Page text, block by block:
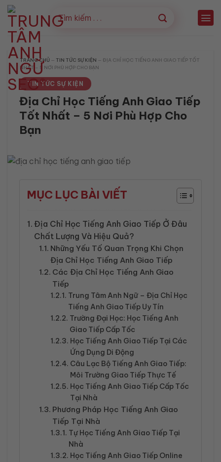
Bỏ
qua
nội
dung
TRANG CHỦ — TIN TỨC SỰ KIỆN — ĐỊA CHỈ HỌC TIẾNG ANH GIAO TIẾP TỐT
NHẤT – 5 NƠI PHÙ HỢP CHO BẠN
TIN TỨC SỰ KIỆN
Địa Chỉ Học Tiếng Anh Giao Tiếp
Tốt Nhất – 5 Nơi Phù Hợp Cho
Bạn
MỤC LỤC BÀI VIẾT
Địa Chỉ Học Tiếng Anh Giao Tiếp Ở Đâu
Chất Lượng Và Hiệu Quả?
Những Yếu Tố Quan Trọng Khi Chọn
Địa Chỉ Học Tiếng Anh Giao Tiếp
Các Địa Chỉ Học Tiếng Anh Giao
Tiếp
Trung Tâm Anh Ngữ – Địa Chỉ Học
Tiếng Anh Giao Tiếp Uy Tín
Trường Đại Học: Học Tiếng Anh
Giao Tiếp Cấp Tốc
Học Tiếng Anh Giao Tiếp Tại Các
Ứng Dụng Di Động
Câu Lạc Bộ Tiếng Anh Giao Tiếp:
Môi Trường Giao Tiếp Thực Tế
Học Tiếng Anh Giao Tiếp Cấp Tốc
Tại Nhà
Phương Pháp Học Tiếng Anh Giao
Tiếp Tại Nhà
Tự Học Tiếng Anh Giao Tiếp Tại
Nhà
Học Tiếng Anh Giao Tiếp Online